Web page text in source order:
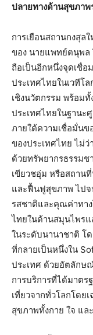
ปลายทางด้านสุขภาพ
การเยือนสถานกงสุล
ของ นายแพทย์ตนุพล
ถือเป็นอีกหนึ่งจุดเชื่
ประเทศไทยในเวทีโ
เชิงนวัตกรรม พร้อม
ประเทศไทยในฐานะ
ภายใต้ความเชื่อมั่น
ของประเทศไทย ไม่ว่
ด้วยทรัพยากรธรรม
เขียวชอุ่ม หรือสถาน
และฟื้นฟูสุขภาพ ไปจ
รสชาติและคุณค่าทา
ไทยในด้านสมุนไพร
ในระดับนานาชาติ โ
ที่กลายเป็นหนึ่งใน
ประเทศ ด้วยอัตลักษ
การบริการที่ได้มาตร
เที่ยวจากทั่วโลกโดย
สุขภาพทั้งกาย ใจ แ